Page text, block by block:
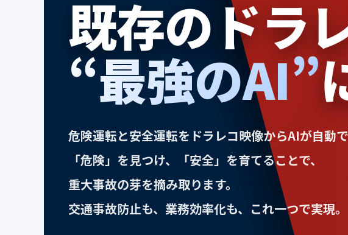
既存のドラ
“最強のAI”
危険運転と安全運転をドラレコ映像からAIが自動で
「危険」を見つけ、「安全」を育てることで、
重大事故の芽を摘み取ります。
交通事故防止も、業務効率化も、これ一つで実現。